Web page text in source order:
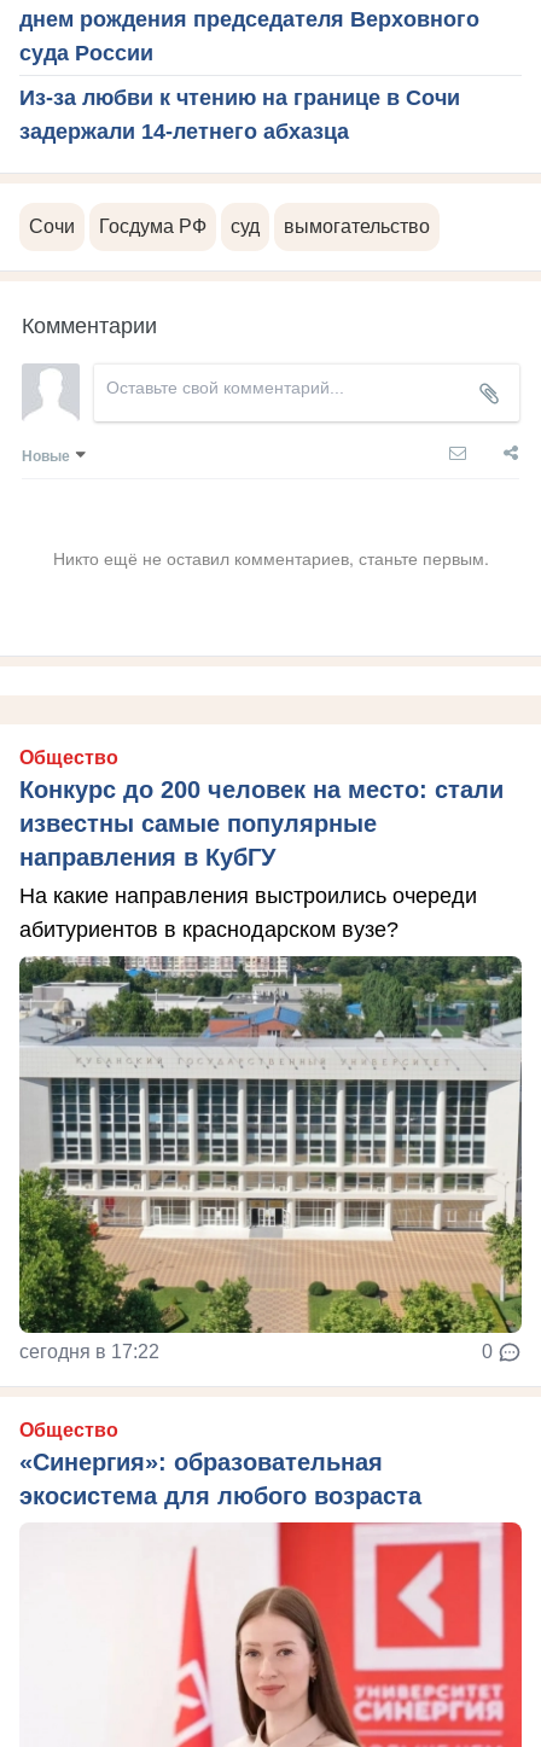
днем рождения председателя Верховного
суда России
Из-за любви к чтению на границе в Сочи
задержали 14-летнего абхазца
Сочи Госдума РФ суд вымогательство
Комментарии
Новые
Никто ещё не оставил комментариев, станьте первым.
Общество
Конкурс до 200 человек на место: стали
известны самые популярные
направления в КубГУ
На какие направления выстроились очереди
абитуриентов в краснодарском вузе?
сегодня в 17:22 0
Общество
«Синергия»: образовательная
экосистема для любого возраста